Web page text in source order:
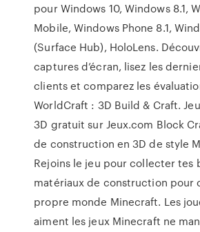
pour Windows 10, Windows 8.1,
Mobile, Windows Phone 8.1,
(Surface Hub), HoloLens.
captures d’écran, lisez les
clients et comparez les
WorldCraft : 3D Build & Craft.
3D gratuit sur Jeux.com Block
de construction en 3D de style
Rejoins le jeu pour collecter tes
matériaux de construction pour
propre monde Minecraft. Les
aiment les jeux Minecraft ne